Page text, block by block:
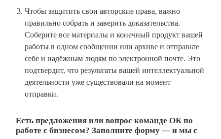
Чтобы защитить свои авторские права, важно
правильно собрать и заверить доказательства.
Соберите все материалы и конечный продукт вашей
работы в одном сообщении или архиве и отправьте
себе и надёжным людям по электронной почте. Это
подтвердит, что результаты вашей интеллектуальной
деятельности уже существовали на момент
отправки.
Есть предложения или вопрос команде ОК по
работе с бизнесом? Заполните форму — и мы с